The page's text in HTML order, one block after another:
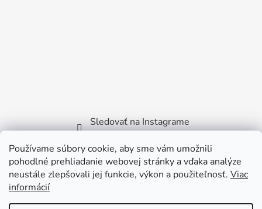
Používame súbory cookie, aby sme vám umožnili
pohodlné prehliadanie webovej stránky a vďaka analýze
neustále zlepšovali jej funkcie, výkon a použiteľnosť. Viac
informácií
Sledovať na Instagrame
Facebook